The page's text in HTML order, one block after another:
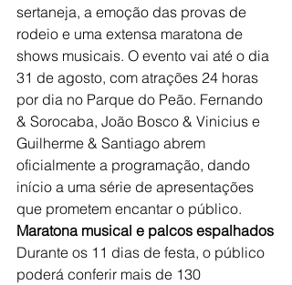
sertaneja, a emoção das provas de
rodeio e uma extensa maratona de
shows musicais. O evento vai até o dia
31 de agosto, com atrações 24 horas
por dia no Parque do Peão. Fernando
& Sorocaba, João Bosco & Vinicius e
Guilherme & Santiago abrem
oficialmente a programação, dando
início a uma série de apresentações
que prometem encantar o público.
Maratona musical e palcos espalhados
Durante os 11 dias de festa, o público
poderá conferir mais de 130